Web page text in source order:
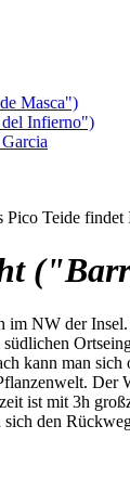
Masca")
Infierno")
Pico Teide
NW der
kann man
Der
ist mit 3h
den